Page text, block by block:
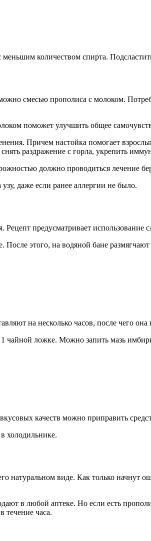
количеством спирта.
смесью прополиса с молоком.
поможет улучшить общее
Причем настойка помогает
раздражение с горла, укрепить
должно проводиться лечение
даже если ранее аллергии не было.
предусматривает использование
После этого, на водяной бане
на несколько часов, после чего она
чайной ложке. Можно запить мазь
качеств можно приправить
холодильнике.
натуральном виде. Как только начнут
в любой аптеке. Но если есть
течение часа.